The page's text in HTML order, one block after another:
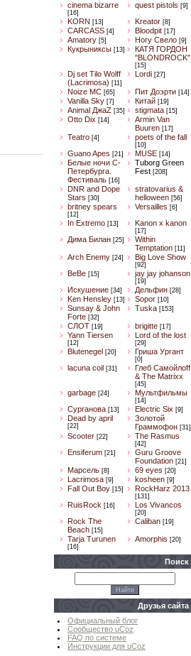
cinema bizarre
[16]
quest pistols [9]
KORN [13] Kreator [8]
CARCASS [4] Bloodpit [17]
Amatory [5] Ногу Свело [9]
Кукрыниксы [13]
КАТЯ ГОРДОН
"BLONDROCK"
[15]
Dj set Tilo Wolff
(Lacrimosa) [11]
Lordi [27]
Noize MC [65] Пит Доэрти [14]
Vanilla Sky [7] Китай [19]
Animal ДжaZ [35] stigmata [15]
Otto Dix [14]
Armin Van
Buuren [17]
Teatro [4] poets of the fall
[10]
Guano Apes [21] MUSE [14]
Белые ночи С-
Петербурга.
Фестиваль [16]
Tuborg Green
Fest [208]
DNR and Dope
Stars [30]
stratovarius &
helloween [56]
britney spears
[12]
Versailles [6]
In Extremo [13] Kanon x kanon
[17]
Дима Билан [25]
Within
Temptation [11]
Arch Enemy [24] Big Love Show
[92]
BeBe [15] jay jay johanson
[19]
Искушение [34] Дельфин [28]
Ken Hensley [13] Sopor [10]
Sunsay & John
Forte [32]
Tuska [153]
CЛОТ [19] brigitte [17]
Yann Tiersen
[12]
Lord of the lost
[29]
Blutenegel [20] Гриша Ургант
[0]
lacuna coil [31]
Глеб Самойлоff
& The Matrixx
[45]
garbage [24] Мультфильмы
[14]
Сурганова [13] Electric Six [9]
Dead by april
[22]
Золотой
Граммофон [31]
Scooter [22] The Rasmus
[42]
Ensiferum [21]
Guru Groove
Foundation [21]
Марсель [8] 69 eyes [20]
Lacrimosa [9] kosheen [9]
Fall Out Boy [15] RockHarz 2013
[131]
RuisRock [16] Los Vivancos
[20]
Rock The
Beach [15]
Caliban [19]
Tarja Turunen
[16]
Amorphis [20]
Поиск
Друзья сайта
Официальный блог
Сообщество uCoz
FAQ по системе
Инструкции для uCoz